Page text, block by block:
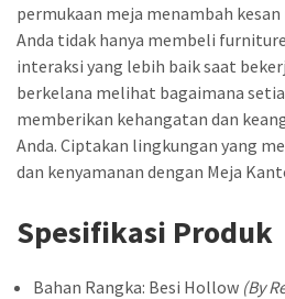
permukaan meja menambah
Anda tidak hanya membeli
interaksi yang lebih baik saat
berkelana melihat bagaimana
memberikan kehangatan dan
Anda. Ciptakan lingkungan yang
dan kenyamanan dengan Meja
Spesifikasi Produk
Bahan Rangka: Besi Hollow (By